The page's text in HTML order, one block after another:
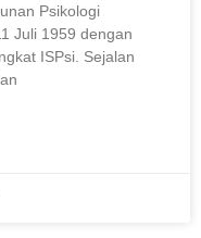
Psikologi
Juli 1959 dengan
ISPsi. Sejalan